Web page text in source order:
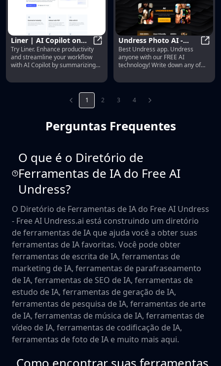
Liner | AI Copilot on
Your Workspace,
Powered by ChatGPT
Liner | AI Copilot on Your
Try Liner. Enhance productivity
and streamline your workflow
with AI Copilot by summarizing
writing emails.
Undress Photo AI -
Nudify Photos for FREE
with AI Deepnude
Best Undress app. Undress
anyone with our FREE AI
technology! Write down any of
choose breast size, gender,
clothes from anyone. The
ultimate photo nudify, best AI
1 2 3 4
Perguntas Frequentes
O que é o Diretório de
Ferramentas de IA do Free AI
Undress?
O Diretório de Ferramentas de IA do Free AI Undress
- Free AI Undress.ai está construindo um diretório
de ferramentas de IA que ajuda você a obter suas
ferramentas de IA favoritas. Você pode obter
ferramentas de escrita de IA, ferramentas de
marketing de IA, ferramentas de parafraseamento
de IA, ferramentas de SEO de IA, ferramentas de
estudo de IA, ferramentas de geração de IA,
ferramentas de pesquisa de IA, ferramentas de arte
de IA, ferramentas de música de IA, ferramentas de
vídeo de IA, ferramentas de codificação de IA,
ferramentas de foto de IA e muito mais aqui.